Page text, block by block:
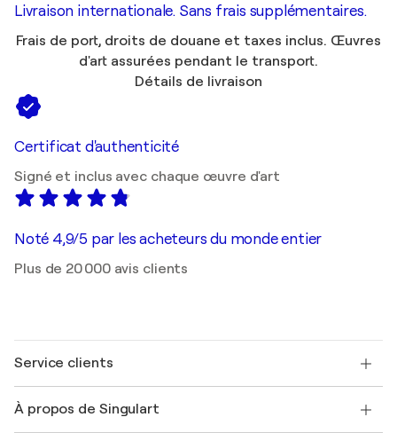
Livraison internationale. Sans frais supplémentaires.
Frais de port, droits de douane et taxes inclus. Œuvres
d'art assurées pendant le transport.
Détails de livraison
Certificat d'authenticité
Signé et inclus avec chaque œuvre d'art
Noté 4,9/5 par les acheteurs du monde entier
Plus de 20 000 avis clients
Service clients
Expédition
À propos de Singulart